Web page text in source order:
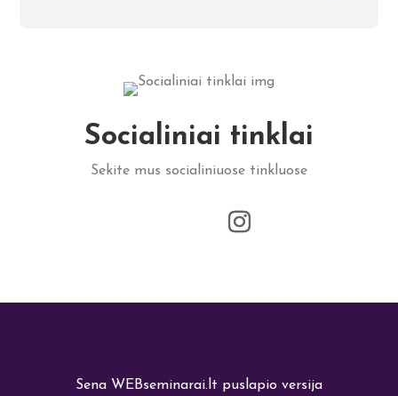
Socialiniai tinklai
Sekite mus socialiniuose tinkluose
Sena WEBseminarai.lt puslapio versija